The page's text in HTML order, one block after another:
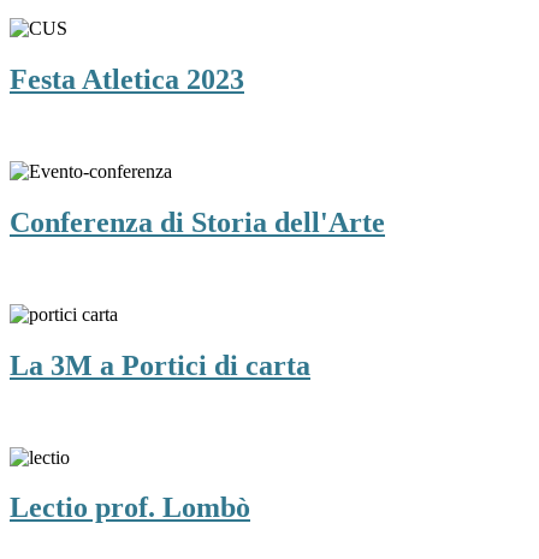
Festa Atletica 2023
Conferenza di Storia dell'Arte
La 3M a Portici di carta
Lectio prof. Lombò